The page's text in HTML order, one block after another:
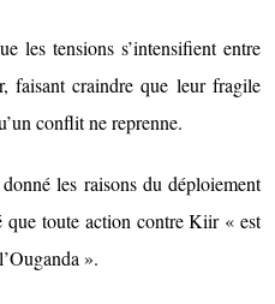
les tensions s’intensifient entre
craindre que leur fragile
conflit ne reprenne.
les raisons du déploiement
que toute action contre Kiir « est
».